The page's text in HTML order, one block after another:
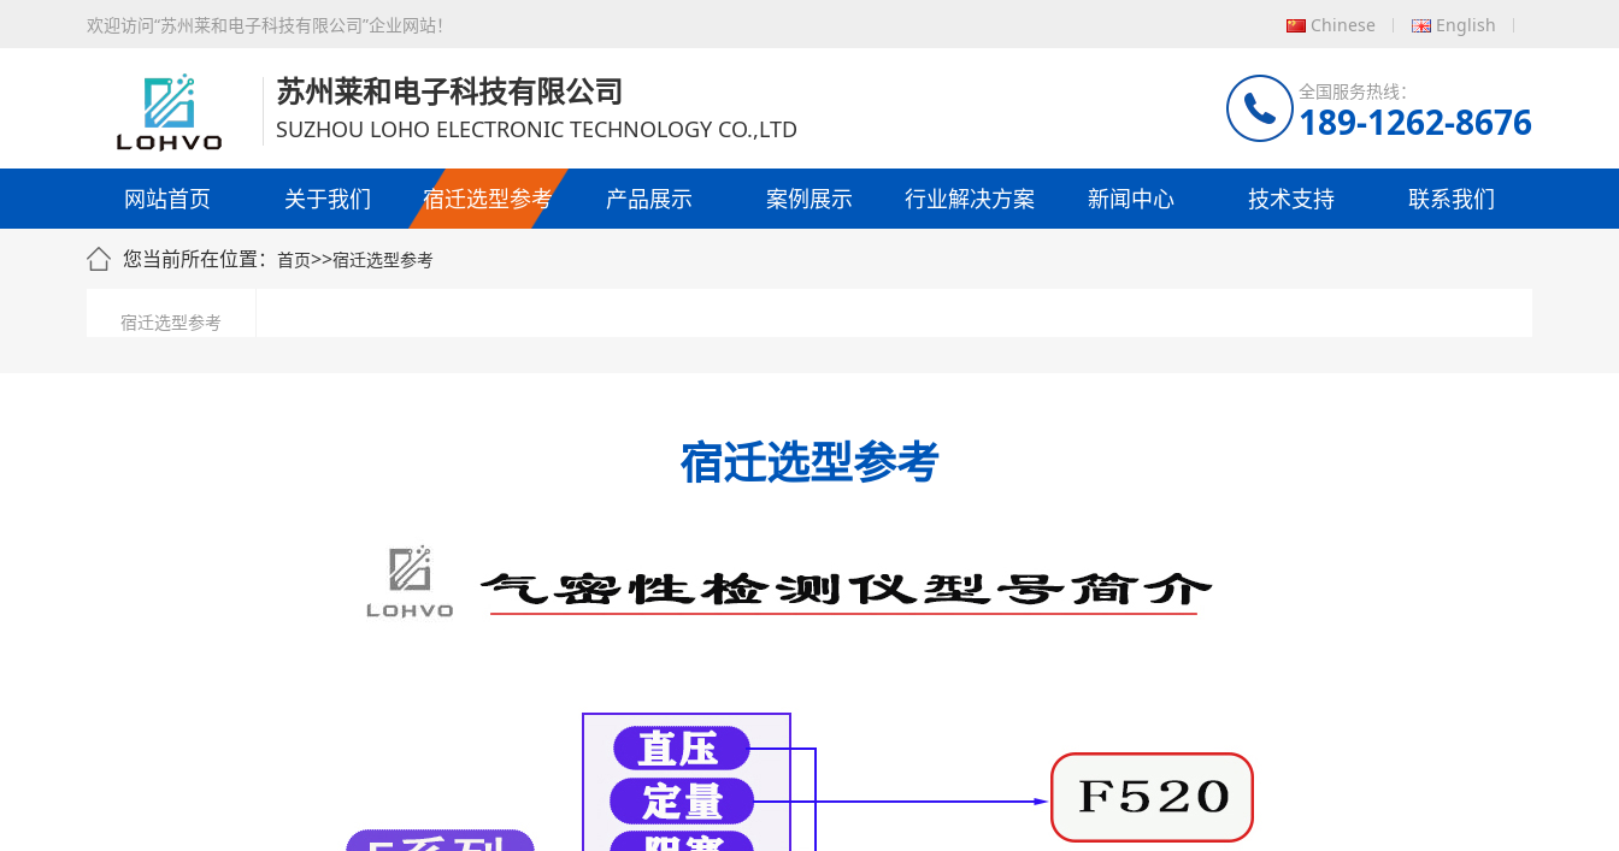
欢迎访问“苏州莱和电子科技有限公司”企业网站！ Chinese English
苏州莱和电子科技有限公司
SUZHOU LOHO ELECTRONIC TECHNOLOGY CO.,LTD
全国服务热线：
189-1262-8676
网站首页 关于我们 宿迁选型参考 产品展示 案例展示 行业解决方案 新闻中心 技术支持 联系我们
您当前所在位置： 首页>>宿迁选型参考
宿迁选型参考
宿迁选型参考